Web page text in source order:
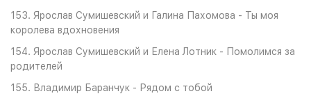
153. Ярослав Сумишевский и Галина Пахомова - Ты моя
королева вдохновения
154. Ярослав Сумишевский и Елена Лотник - Помолимся за
родителей
155. Владимир Баранчук - Рядом с тобой